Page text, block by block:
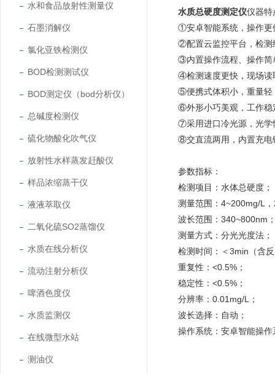
水和食品放射性测量仪
石墨消解仪
氯化亚铁检测仪
BOD检测测试仪
BOD测定仪（bod分析仪）
总碱度检测仪
硫化物酸化吹气仪
放射性水样蒸发赶酸仪
样品浓缩蒸干仪
液液萃取仪
二氧化硫SO2蒸馏仪
水质在线分析仪
流动注射分析仪
啤酒色度仪
水质监测仪
在线微型水站
测油仪
水质总硬度测定仪仪器特
①安卓智能系统，操作更
②配置云监控平台，检测
③内置操作流程、操作简
④检测速度更快，现场读
⑤便携式体积小，重量轻
⑥外形小巧美观，工作稳
⑦采用进口冷光源，光学
⑧交直流两用，内置充电
参数指标：
检测项目：水体总硬度；
测量范围：4~200mg/L
波长范围：340~800nm
测量方式：分光光度法；
检测时间：＜3min（含
重复性：<0.5%；
稳定性：<0.5%；
分辨率：0.01mg/L；
波长选择：自动；
操作系统：安卓智能操作